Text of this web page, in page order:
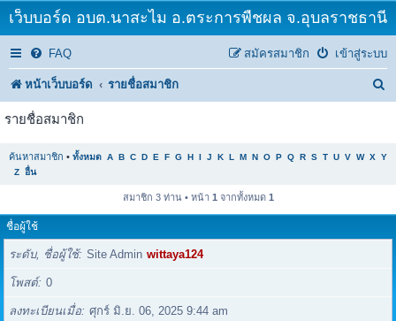
เว็บบอร์ด อบต.นาสะไม อ.ตระการพืชผล จ.อุบลราชธานี
FAQ เข้าสู่ระบบ
สมัครสมาชิก
หน้าเว็บบอร์ด รายชื่อสมาชิก
รายชื่อสมาชิก
ค้นหาสมาชิก • ทั้งหมด A B C D E F G H I J K L M N O P Q R S T U V W X Y
Z อื่น
สมาชิก 3 ท่าน • หน้า 1 จากทั้งหมด 1
ชื่อผู้ใช้
ระดับ, ชื่อผู้ใช้ Site Admin wittaya124
โพสต์ 0
ลงทะเบียนเมื่อ ศุกร์ มิ.ย. 06, 2025 9:44 am